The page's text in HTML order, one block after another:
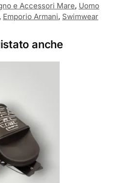
e Accessori Mare, Uomo
, Emporio Armani, Swimwear
anche